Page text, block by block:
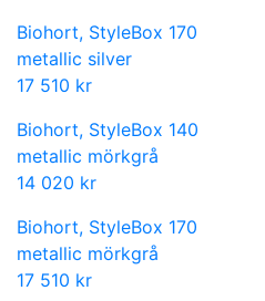
Biohort, StyleBox 170
metallic silver
17 510 kr
Biohort, StyleBox 140
metallic mörkgrå
14 020 kr
Biohort, StyleBox 170
metallic mörkgrå
17 510 kr